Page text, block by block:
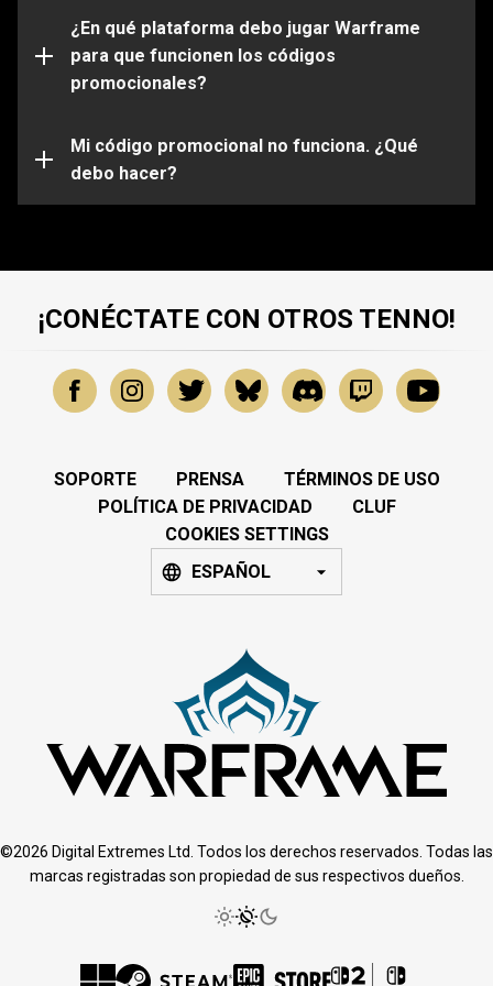
¿En qué plataforma debo jugar Warframe
para que funcionen los códigos
promocionales?
funcionarán en determinadas plataformas. Asegúrate
de iniciar sesión en tu cuenta de Warframe que esta
vinculada a la plataforma de tu elección.
Mi código promocional no funciona. ¿Qué
debo hacer?
Es posible que tu código promocional haya expirado o
problemas específicos, envía una solicitud a nuestro
equipo de atención al cliente
¡CONÉCTATE CON OTROS TENNO!
SOPORTE PRENSA
TÉRMINOS DE USO
POLÍTICA DE PRIVACIDAD
CLUF
COOKIES SETTINGS
ESPAÑOL
©2026 Digital Extremes Ltd. Todos los derechos reservados. Todas las
marcas registradas son propiedad de sus respectivos dueños.